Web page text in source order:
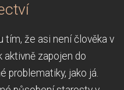
tím, že asi není člověka v
aktivně zapojen do
problematiky, jako já.